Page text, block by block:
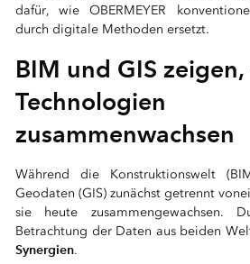
dafür, wie OBERMEYER
durch digitale Methoden ersetzt.
BIM und GIS
Technologien
zusammenwachsen
Während die Konstruktionswelt
Geodaten (GIS) zunächst getrennt
sie heute zusammengewachsen.
Betrachtung der Daten aus beiden
Synergien.